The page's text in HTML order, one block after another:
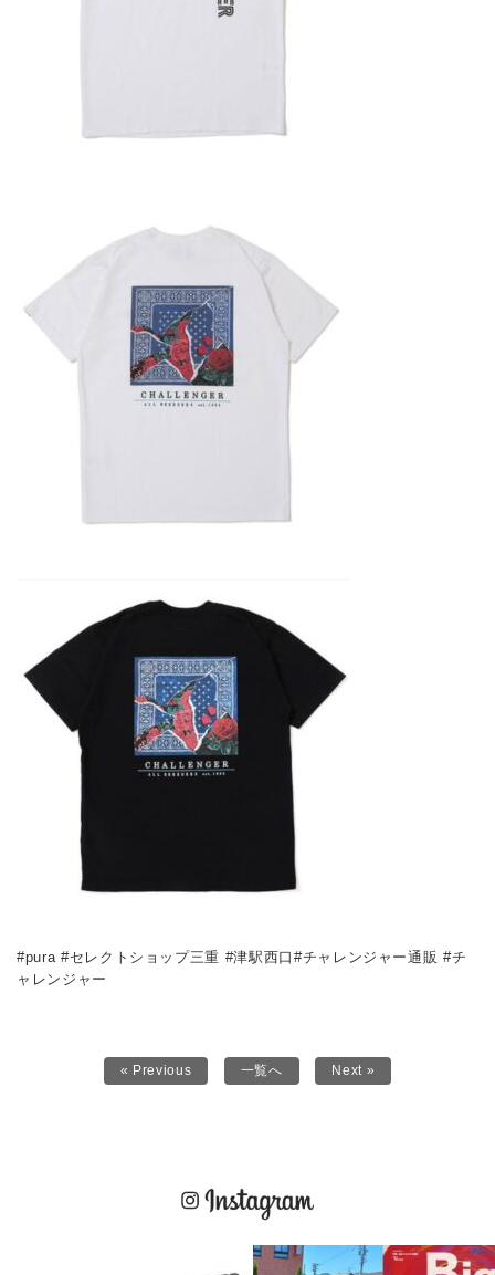
#pura #セレクトショップ三重 #津駅西口#チャレンジャー通販 #チ
ャレンジャー
« Previous 一覧へ Next »